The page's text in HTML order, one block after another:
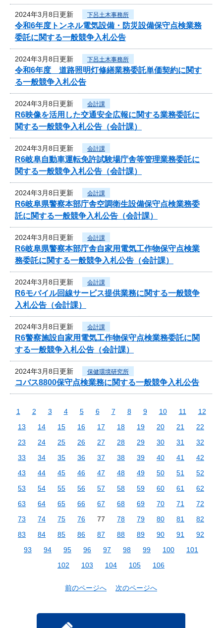
2024年3月8日更新 下呂土木事務所
令和6年度トンネル電気設備・防災設備保守点検業務
委託に関する一般競争入札公告
2024年3月8日更新 下呂土木事務所
令和6年度 道路照明灯修繕業務委託単価契約に関す
る一般競争入札公告
2024年3月8日更新 会計課
R6映像を活用した交通安全広報に関する業務委託に
関する一般競争入札公告（会計課）
2024年3月8日更新 会計課
R6岐阜自動車運転免許試験場庁舎等管理業務委託に
関する一般競争入札公告（会計課）
2024年3月8日更新 会計課
R6岐阜県警察本部庁舎空調衛生設備保守点検業務委
託に関する一般競争入札公告（会計課）
2024年3月8日更新 会計課
R6岐阜県警察本部庁舎自家用電気工作物保守点検業
務委託に関する一般競争入札公告（会計課）
2024年3月8日更新 会計課
R6モバイル回線サービス提供業務に関する一般競争
入札公告（会計課）
2024年3月8日更新 会計課
R6警察施設自家用電気工作物保守点検業務委託に関
する一般競争入札公告（会計課）
2024年3月8日更新 保健環境研究所
コバス8800保守点検業務に関する一般競争入札公告
1 2 3 4 5 6 7 8 9 10 11
12
13
14 15 16 17 18 19 20 21
22
23
24 25 26 27 28 29 30 31
32
33
34 35 36 37 38 39 40 41
42
43
44 45 46 47 48 49 50 51
52
53
54 55 56 57 58 59 60 61
62
63
64 65 66 67 68 69 70 71
72
73
74 75 76 77 78 79 80 81
82
83
84 85 86 87 88 89 90 91
92
93
94 95 96 97 98 99 100
101
102
103 104 105 106
前のページへ 次のページへ